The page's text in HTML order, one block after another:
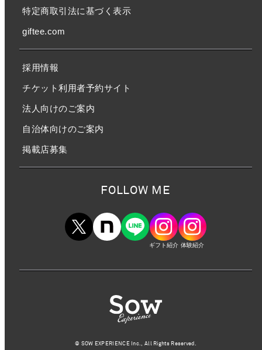
特定商取引法に基づく表示
giftee.com
採用情報
チケット利用者予約サイト
法人向けのご案内
自治体向けのご案内
掲載店募集
FOLLOW ME
ギフト紹介 体験紹介
©︎ SOW EXPERIENCE Inc., All Rights Reserved.